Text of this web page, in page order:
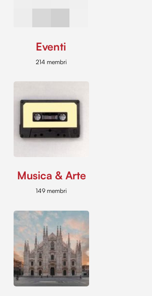
Eventi
214 membri
Musica & Arte
149 membri